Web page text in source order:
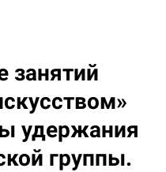
занятий
удержания
группы.